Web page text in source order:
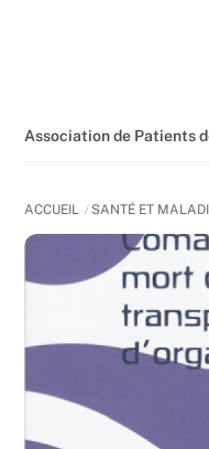
Association de Patients
ACCUEIL SANTÉ ET